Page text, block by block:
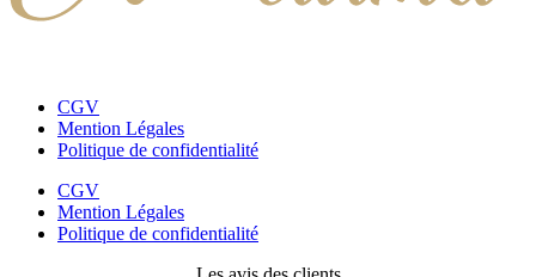
CGV
Mention Légales
Politique de confidentialité
CGV
Mention Légales
Politique de confidentialité